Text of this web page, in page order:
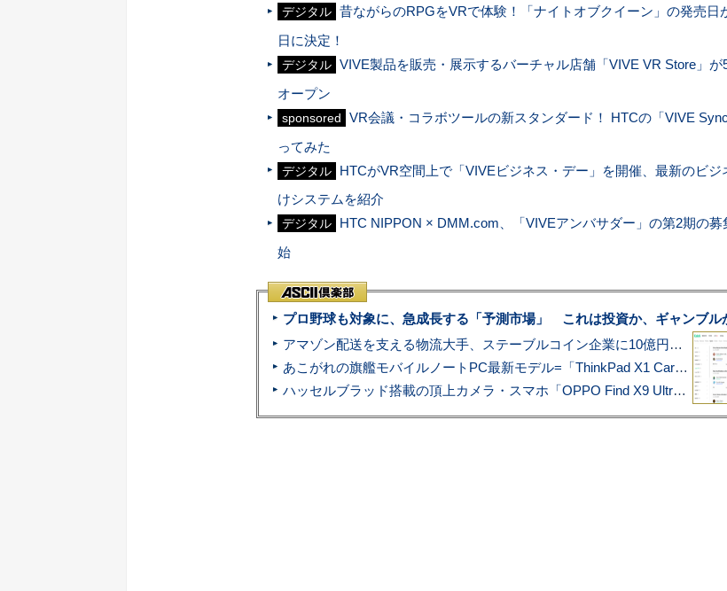
デジタル 昔ながらのRPGをVRで体験！「ナイトオブクイーン」の発売日
日に決定！
デジタル VIVE製品を販売・展示するバーチャル店舗「VIVE VR Store」が
オープン
sponsored
VR会議・コラボツールの新スタンダード！ HTCの「VIVE
ってみた
デジタル
HTCがVR空間上で「VIVEビジネス・デー」を開催、最新のビジ
けシステムを紹介
デジタル
HTC NIPPON × DMM.com、「VIVEアンバサダー」の第2期の募
始
プロ野球も対象に、急成長する「予測市場」 これは投資か、ギャンブル
アマゾン配送を支える物流大手、ステーブルコイン企業に10億円投資のワケ
あこがれの旗艦モバイルノートPC最新モデル=「ThinkPad X1 Carbon Gen 14 Aura Edition」実機レビュー
ハッセルブラッド搭載の頂上カメラ・スマホ「OPPO Find X9 Ultra」実写レビュー=プロが本気で徹底撮影しました!!